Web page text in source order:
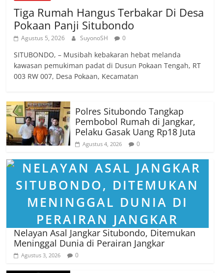
Tiga Rumah Hangus Terbakar Di Desa
Pokaan Panji Situbondo
Agustus 5, 2026 SuyonoSH 0
SITUBONDO, – Musibah kebakaran hebat melanda
kawasan pemukiman padat di Dusun Pokaan Tengah, RT
003 RW 007, Desa Pokaan, Kecamatan
Polres Situbondo Tangkap
Pembobol Rumah di Jangkar,
Pelaku Gasak Uang Rp18 Juta
Agustus 4, 2026 0
Nelayan Asal Jangkar Situbondo, Ditemukan
Meninggal Dunia di Perairan Jangkar
Agustus 3, 2026 0